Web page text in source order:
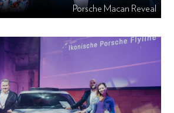
Porsche Macan Reveal